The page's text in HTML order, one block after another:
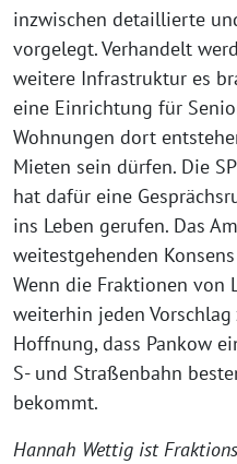
inzwischen detaillierte
vorgelegt. Verhandelt
weitere Infrastruktur es
eine Einrichtung für
Wohnungen dort
Mieten sein dürfen. Die
hat dafür eine
ins Leben gerufen. Das
weitestgehenden
Wenn die Fraktionen von
weiterhin jeden
Hoffnung, dass Pankow
S- und Straßenbahn
bekommt.
Hannah Wettig ist